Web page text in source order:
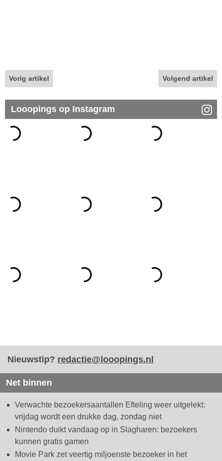
Vorig artikel Volgend artikel
Looopings op Instagram
Nieuwstip? redactie@looopings.nl
Net binnen
Verwachte bezoekersaantallen Efteling weer uitgelekt:
vrijdag wordt een drukke dag, zondag niet
Nintendo duikt vandaag op in Slagharen: bezoekers
kunnen gratis gamen
Movie Park zet veertig miljoenste bezoeker in het